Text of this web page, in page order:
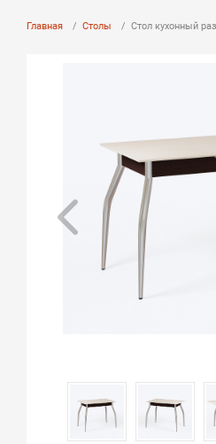
Главная Столы Стол кухонный